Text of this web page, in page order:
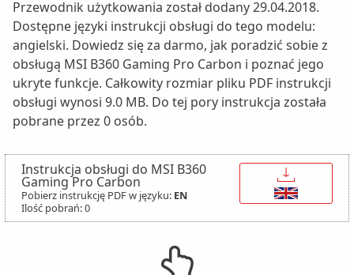
Przewodnik użytkowania został dodany 29.04.2018.
Dostępne języki instrukcji obsługi do tego modelu:
angielski. Dowiedz się za darmo, jak poradzić sobie z
obsługą MSI B360 Gaming Pro Carbon i poznać jego
ukryte funkcje. Całkowity rozmiar pliku PDF instrukcji
obsługi wynosi 9.0 MB. Do tej pory instrukcja została
pobrane przez 0 osób.
Instrukcja obsługi do MSI B360
Gaming Pro Carbon
Pobierz instrukcję PDF w języku: EN
Ilość pobrań: 0
↓